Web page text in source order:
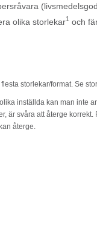
olika storlekar1 och
storlekar/format. Se
inställda kan man inte
är svåra att återge
återge.